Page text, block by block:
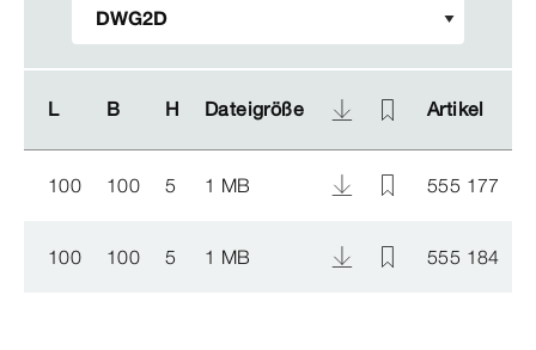
L B H Dateigröße Artikel
L B H Dateigröße Artikel
100 100 5 1 MB 555 177
100 100 5 1 MB 555 184